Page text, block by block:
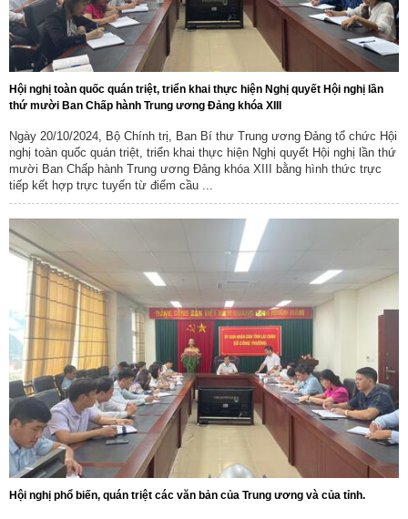
Hội nghị toàn quốc quán triệt, triển khai thực hiện Nghị quyết Hội nghị lần
thứ mười Ban Chấp hành Trung ương Đảng khóa XIII
Ngày 20/10/2024, Bộ Chính trị, Ban Bí thư Trung ương Đảng tổ chức Hội
nghị toàn quốc quán triệt, triển khai thực hiện Nghị quyết Hội nghị lần thứ
mười Ban Chấp hành Trung ương Đảng khóa XIII bằng hình thức trực
tiếp kết hợp trực tuyến từ điểm cầu ...
Hội nghị phổ biến, quán triệt các văn bản của Trung ương và của tỉnh.